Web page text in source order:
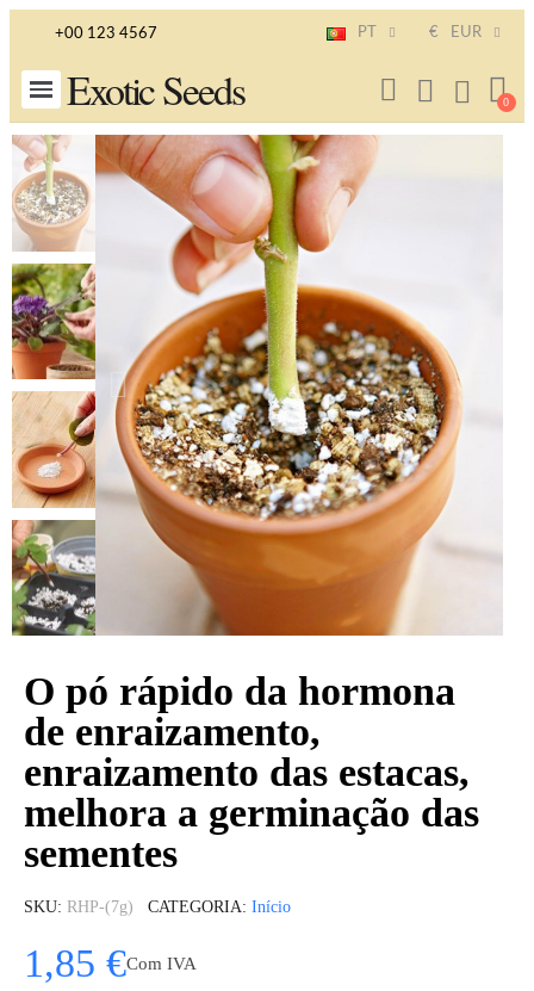
+00 123 4567 PT € EUR
Exotic Seeds
O pó rápido da hormona
de enraizamento,
enraizamento das estacas,
melhora a germinação das
sementes
SKU RHP-(7g) CATEGORIA Início
1,85 €Com IVA